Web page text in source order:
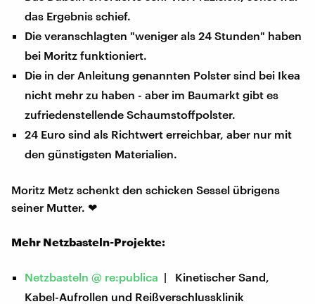
das Ergebnis schief.
Die veranschlagten "weniger als 24 Stunden" haben
bei Moritz funktioniert.
Die in der Anleitung genannten Polster sind bei Ikea
nicht mehr zu haben - aber im Baumarkt gibt es
zufriedenstellende Schaumstoffpolster.
24 Euro sind als Richtwert erreichbar, aber nur mit
den günstigsten Materialien.
Moritz Metz schenkt den schicken Sessel übrigens
seiner Mutter. ❤
Mehr Netzbasteln-Projekte:
Netzbasteln @ re:publica | Kinetischer Sand,
Kabel-Aufrollen und Reißverschlussklinik